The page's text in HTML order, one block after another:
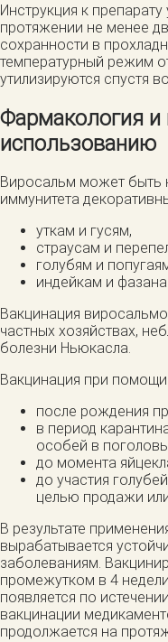
Инструкция к
протяжении не менее
сохранности в
температурный режим
утилизируются спустя
Фармакология и
использованию
Виросальм может быть
иммунитета
уткам и гусям,
страусам и
голубям и
индейкам и
Вакцинация
частных хозяйствах,
болезни Ньюкасла.
Вакцинация при
после рождения
в период
особей в
до момента
до участия
целью продажи
В результате
вырабатывается
заболеваниям.
промежутком в 4
появляется по
вакцинации
продолжается на